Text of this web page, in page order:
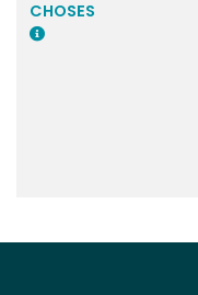
CHOSES